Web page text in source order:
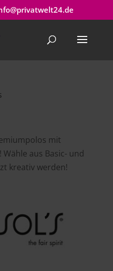
mit
aus Basic- und
kreativ werden!